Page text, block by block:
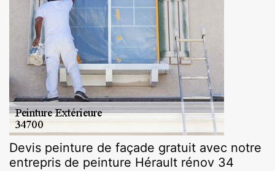
Devis peinture de façade gratuit avec notre
entrepris de peinture Hérault rénov 34